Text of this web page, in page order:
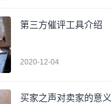
第三方催评工具介绍
2020-12-04
买家之声对卖家的意义